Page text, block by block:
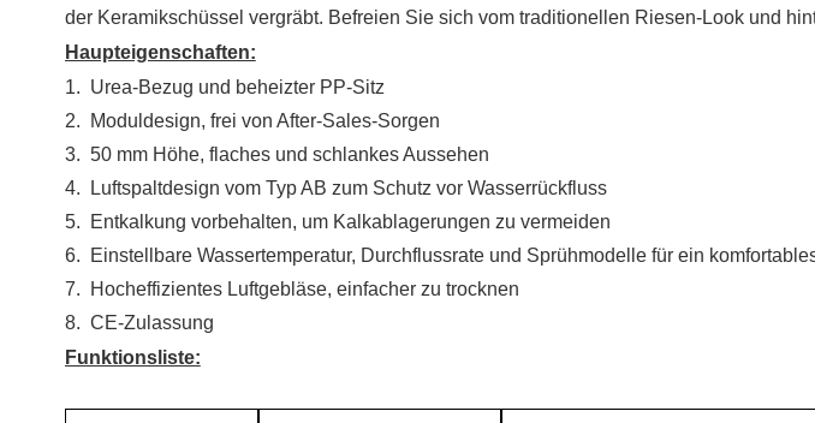
der Keramikschüssel vergräbt. Befreien Sie sich vom traditionellen Riesen-Look und
Haupteigenschaften:
1. Urea-Bezug und beheizter PP-Sitz
2.
Moduldesign, frei von After-Sales-Sorgen
3. 50 mm Höhe, flaches und schlankes Aussehen
4.
Luftspaltdesign vom Typ AB zum Schutz vor Wasserrückfluss
5.
Entkalkung vorbehalten, um Kalkablagerungen zu vermeiden
6.
Einstellbare Wassertemperatur, Durchflussrate und Sprühmodelle für ein
7.
Hocheffizientes Luftgebläse, einfacher zu trocknen
8. CE-Zulassung
Funktionsliste: